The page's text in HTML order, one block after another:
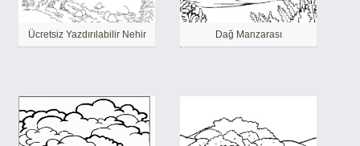
Ücretsiz Yazdırılabilir Nehir Dağ Manzarası